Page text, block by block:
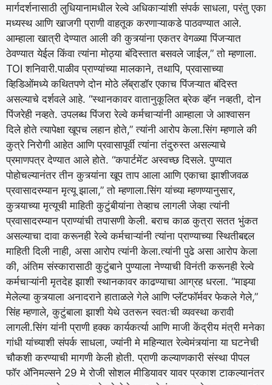
मार्गदर्शनासाठी लुधियानामधील रेल्वे अधिकाऱ्यांशी संपर्क साधला, परंतु एका
मध्यस्थ आणि खाजगी प्राणी वाहतूक करणाऱ्याकडे पाठवण्यात आले.
आम्हाला खात्री देण्यात आली की कुत्र्यांना एकतर वेगळ्या पिंजऱ्यात
ठेवण्यात येईल किंवा त्यांना मोठ्या बंदिस्तात बसवले जाईल,” तो म्हणाला.
TOIशनिवारी.पाळीव प्राण्यांच्या मालकाने, तथापि, प्रवासाच्या
व्हिडिओंमध्ये कथितपणे दोन मोठे लॅब्राडॉर एकाच पिंजऱ्यात बंदिस्त
असल्याचे दर्शवले आहे. “स्थानकावर वातानुकूलित ब्रेक व्हॅन नव्हती, दोन
पिंजरेही नव्हते. उपलब्ध पिंजरा रेल्वे कर्मचाऱ्यांनी आम्हाला जे आश्वासन
दिले होते त्यापेक्षा खूपच लहान होते,” त्यांनी आरोप केला.सिंग म्हणाले की
कुत्रे निरोगी आहेत आणि प्रवासापूर्वी त्यांना तंदुरुस्त असल्याचे
प्रमाणपत्र देण्यात आले होते. “कपार्टमेंट अस्वच्छ दिसले. पुण्यात
पोहोचल्यानंतर तीन कुत्र्यांना खूप ताप आला आणि एकाचा झाशीजवळ
प्रवासादरम्यान मृत्यू झाला,” तो म्हणाला.सिंग यांच्या म्हणण्यानुसार,
कुत्र्याच्या मृत्यूची माहिती कुटुंबीयांना तेव्हाच लागली जेव्हा त्यांनी
प्रवासादरम्यान प्राण्यांची तपासणी केली. बराच काळ कुत्रा सतत भुंकत
असल्याचा दावा करूनही रेल्वे कर्मचाऱ्यांनी त्यांना प्राण्याच्या स्थितीबद्दल
माहिती दिली नाही, असा आरोप त्यांनी केला.त्यांनी पुढे असा आरोप केला
की, अंतिम संस्कारासाठी कुटुंबाने पुण्याला नेण्याची विनंती करूनही रेल्वे
कर्मचाऱ्यांनी मृतदेह झाशी स्थानकावर काढण्याचा आग्रह धरला. “माझ्या
मेलेल्या कुत्र्याला अनादराने हाताळले गेले आणि प्लॅटफॉर्मवर फेकले गेले,”
सिंह म्हणाले, कुटुंबाला झाशी येथे उतरून स्वतःची व्यवस्था करावी
लागली.सिंग यांनी प्राणी हक्क कार्यकर्त्या आणि माजी केंद्रीय मंत्री मनेका
गांधी यांच्याशी संपर्क साधला, ज्यांनी मे महिन्यात रेल्वेमंत्र्यांना या घटनेची
चौकशी करण्याची मागणी केली होती. प्राणी कल्याणकारी संस्था पीपल
फॉर ॲनिमल्सने 29 मे रोजी सोशल मीडियावर यावर प्रकाश टाकल्यानंतर